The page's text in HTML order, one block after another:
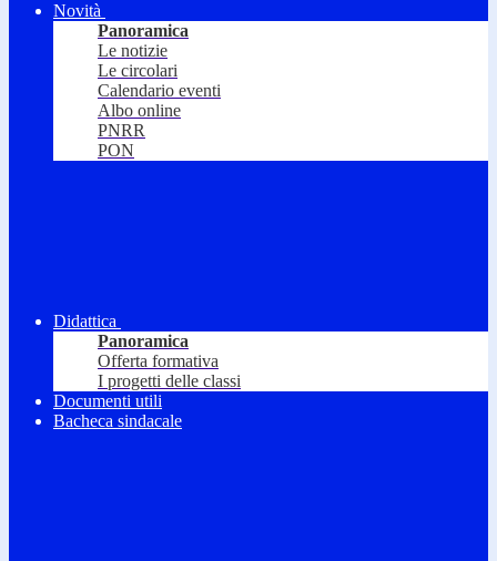
Novità
Panoramica
Le notizie
Le circolari
Calendario eventi
Albo online
PNRR
PON
Didattica
Panoramica
Offerta formativa
I progetti delle classi
Documenti utili
Bacheca sindacale